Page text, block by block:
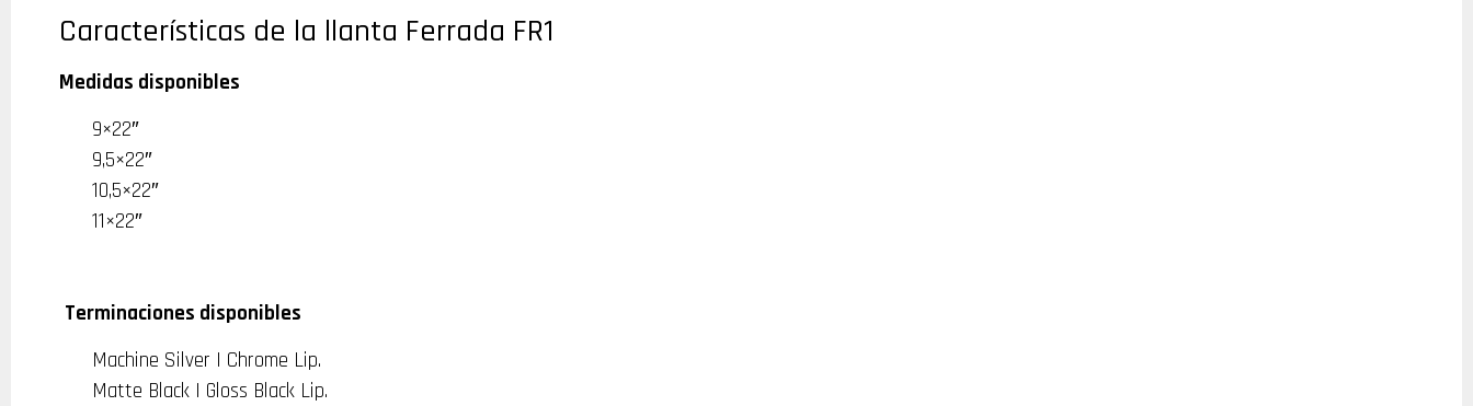
Características de la llanta Ferrada FR1
Medidas disponibles
9×22″
9,5×22″
10,5×22″
11×22″
Terminaciones disponibles
Machine Silver | Chrome Lip.
Matte Black | Gloss Black Lip.